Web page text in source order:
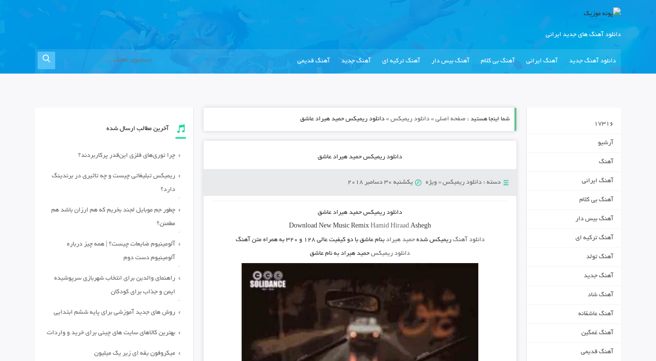
دانلود آهنگ های جدید ایرانی
دانلود آهنگ جدید آهنگ ایرانی آهنگ بی کلام آهنگ بیس دار آهنگ ترکیه ای آهنگ جدید آهنگ قدیمی
شما اینجا هستید : صفحه اصلی» دانلود ریمیکس» دانلود ریمیکس حمید هیراد عاشق
دانلود ریمیکس حمید هیراد عاشق
دسته : دانلود ریمیکس» ویژه یکشنبه 30 دسامبر 2018
دانلود ریمیکس حمید هیراد عاشق
Download New Music Remix Hamid Hiraad Ashegh
دانلود آهنگ ریمیکس شدهحمید هیراد بنام عاشقبا دو کیفیت عالی ۱۲۸ و ۳۲۰ به همراه متن آهنگ
دانلود ریمیکسحمید هیراد به نام عاشق
17316
آرشیو
آهنگ
آهنگ ایرانی
آهنگ بی کلام
آهنگ بیس دار
آهنگ ترکیه ای
آهنگ تولد
آهنگ جدید
آهنگ شاد
آهنگ عاشقانه
آهنگ غمگین
آهنگ قدیمی
آخرین مطالب ارسال شده
چرا توری‌های فلزی این‌قدر پرکاربردند؟
ریمیکس تبلیغاتی چیست و چه تاثیری در برندینگ
دارد؟
چطور جم موبایل لجند بخریم که هم ارزان باشد هم
مطمئن؟
آلومینیوم ضایعات چیست؟ | همه چیز درباره
آلومینیوم دست دوم
راهنمای والدین برای انتخاب شهربازی سرپوشیده
ایمن و جذاب برای کودکان
روش های جدید آموزشی برای پایه ششم ابتدایی
بهترین کالاهای سایت های چینی برای خرید و واردات
میکروفون یقه ای زیر یک میلیون